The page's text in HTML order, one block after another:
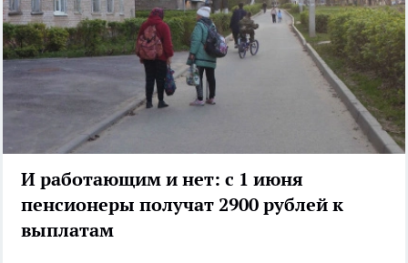
И работающим и нет: с 1 июня
пенсионеры получат 2900 рублей к
выплатам